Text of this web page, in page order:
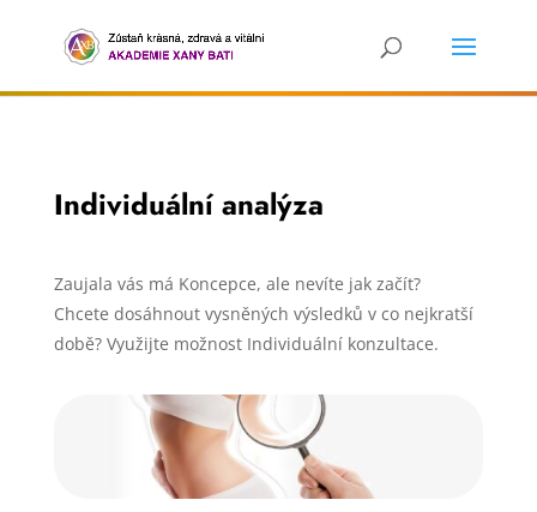
Individuální analýza
Zaujala vás má Koncepce, ale nevíte jak začít?
Chcete dosáhnout vysněných výsledků v co nejkratší
době? Využijte možnost Individuální konzultace.